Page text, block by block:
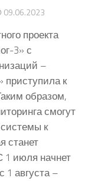
09.06.2023
проекта
3» с
–
приступила к
образом,
смогут
к
станет
1 июля начнет
1 августа –